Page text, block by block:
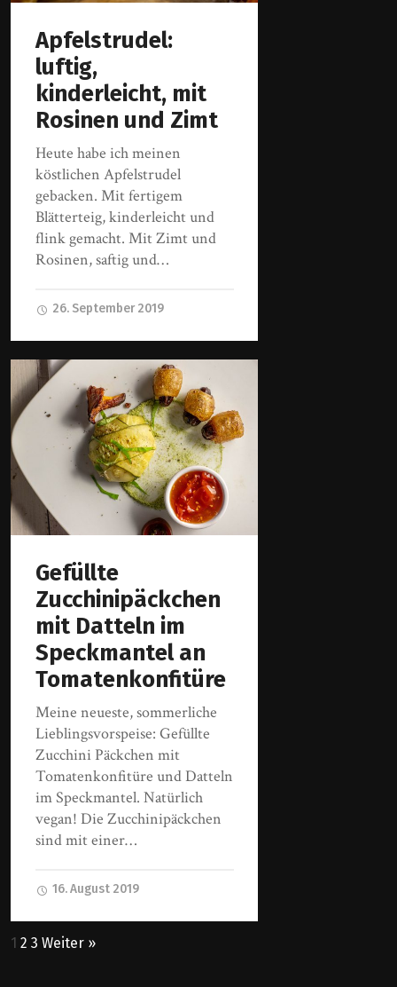
Apfelstrudel:
luftig,
kinderleicht, mit
Rosinen und Zimt
Heute habe ich meinen
köstlichen Apfelstrudel
gebacken. Mit fertigem
Blätterteig, kinderleicht und
flink gemacht. Mit Zimt und
Rosinen, saftig und…
26. September 2019
Gefüllte
Zucchinipäckchen
mit Datteln im
Speckmantel an
Tomatenkonfitüre
Meine neueste, sommerliche
Lieblingsvorspeise: Gefüllte
Zucchini Päckchen mit
Tomatenkonfitüre und Datteln
im Speckmantel. Natürlich
vegan! Die Zucchinipäckchen
sind mit einer…
16. August 2019
1 2 3 Weiter »